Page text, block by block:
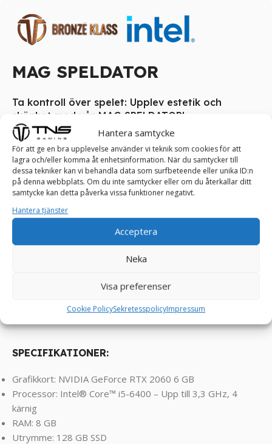
Hantera samtycke
För att ge en bra upplevelse använder vi teknik som cookies för att
lagra och/eller komma åt enhetsinformation. När du samtycker till
dessa tekniker kan vi behandla data som surfbeteende eller unika ID:n
på denna webbplats. Om du inte samtycker eller om du återkallar ditt
samtycke kan detta påverka vissa funktioner negativt.
Hantera tjänster
Acceptera
Neka
Visa preferenser
Cookie PolicySekretesspolicyImpressum
MAG SPELDATOR
Ta kontroll över spelet: Upplev estetik och
skönhet med vår MAG SPELDATOR!
MAG Speldator är ett utmärkt val för dig som är ny inom
gaming eller vill utforska spelvärlden utan att behöva
investera i en dyr high-end-rigg. Den är optimerad för
enklare spel och levererar en stabil, behaglig
spelupplevelse för vardagsanvändning. Med en välavvägd
prestanda är MAG en idealisk instegsmodell för den som
vill börja spela utan att tumma på kvaliteten.
Klarar spel som FarCry, RDR2, Assasin’s Creed, Valorant,
Legends, World of Warcraft, Fortnite, CS2, Overwatch ,
SPECIFIKATIONER:
Grafikkort: NVIDIA GeForce RTX 2060 6 GB
Processor: Intel® Core™ i5-6400 – Upp till 3,3 GHz, 4
kärnig
RAM: 8 GB
Utrymme: 128 GB SSD